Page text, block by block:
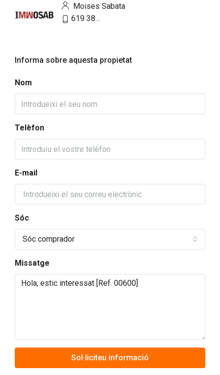
Moises Sabata
619 38 62 81
Informa sobre aquesta propietat
Nom
Telèfon
E-mail
Sóc
Sóc comprador
Missatge
Sol·liciteu informació